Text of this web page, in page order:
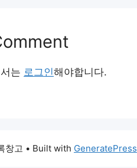
는 로그인해야합니다.
창고 • Built with GeneratePress